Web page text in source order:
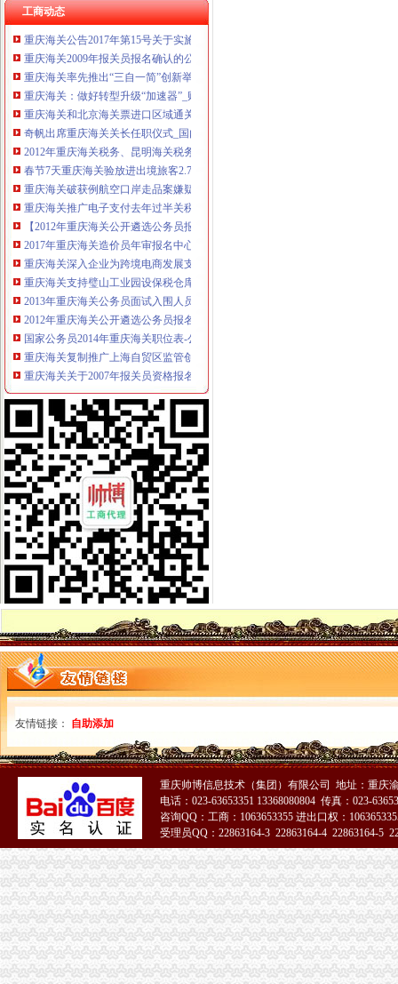
工商动态
重庆海关切换通关一体化模式渝企可在全国任一海关办手续|海关|重庆|
重庆海关公告2017年第15号关于实施优惠原产地无纸申报有关事宜的
重庆海关2009年报关员报名确认的公告-报关员-环球网校
重庆海关率先推出“三自一简”创新举措助力殊监管区域科学发展_
重庆海关：做好转型升级“加速器”_财经_腾讯网
重庆海关和北京海关票进口区域通关货物运行成功-银行频道-和讯网
奇帆出席重庆海关关长任职仪式_国内_新民网
2012年重庆海关税务、昆明海关税务报考条件？？-重庆公务员-
春节7天重庆海关验放进出境旅客2.78万人次-今日重庆-华龙网
重庆海关破获例航空口岸走品案嫌疑内1503克-今日重
重庆海关推广电子支付去年过半关税网上收取-搜狐财经
【2012年重庆海关公开遴选公务员报名况公示】-环球网校
2017年重庆海关造价员年审报名中心_志趣网
重庆海关深入企业为跨境电商发展支招_新浪新闻
重庆海关支持璧山工业园设保税仓库助推经济发展——网·重庆视
2013年重庆海关公务员面试入围人员寄送材料通知_中公教育网
2012年重庆海关公开遴选公务员报名况公示_中大网校
国家公务员2014年重庆海关职位表-公务员-报名网
重庆海关复制推广上海自贸区监管创新_中国行业研究网
重庆海关关于2007年报关员资格报名确认有关问题的通知-报关员
重庆海关关于2008年报关员资格报名现场确认有关问题的通知
重庆海关关于2008年报关员资格报名现场确认有关问题的通知
重庆海关关于2008年报关员资格报名有关事项的通知-报关员考
2017年重庆海关造价员年审报名中心_志趣网
国家公务员重庆海关2013年有多少人报考_百度知道
2016年国家公务员重庆海关面试公告-国家公务员网
2012年重庆海关公务员面试工作安排通知_湖南中公教育
重庆海关2012年国家公务员面试时间：2月22日至24日[1]-国家公务员
渝企可享“全国海关如同一关”的通关便利|海关|通关|重庆_新浪新闻
重庆海关2012年报关员资格全国统一现场确认报名通告—重庆报关
重庆海关关于2008年报关员资格报名有关事项的通知-报关员
2016国考重庆海关面试公告_国家公务员网_中公教育网
重庆海关或监管岗位（一）_国家公务员监管岗位（一）报名条件_
历年重庆海关监管岗位（二）竞争比_报录比_报名人数统计_中公国考
重庆海关2012年报关员报名上须知_重庆报关员报名公
[交通]重庆江北机场海关挂牌国际航线年内覆盖全球的相关推荐-证券之
重庆海关2012年报关员报名缴费事项_重庆报关员报名公告-
重庆6家企业获海关总署“AA”认证-中新网
重庆海关关于2008年报关员报名现场确认有关问题的通知-报关员
2015年国家公务员【重庆海关】录用报到通知_中公网校
重庆海关2012年公开遴选公务员报名况公示-中华网
重庆海关优化监管服务助力跨境电商快速发展-评论频道-华龙网
重庆保税区-搜百科
2015年国家公务员重庆海关寄送资格复审材料通知-国家公务员考
重庆海关年报
2012年重庆海关税务、昆明海关税务报考条件？？-重庆公务员-
重庆海关顺利切换全国通关一体化模式渝企可享“全国海关如同一关”
全国通关一体化启动重庆海关办理张报关单_新闻_大众网
重庆海关顺利切换全国通关一体化模式渝企可享“全国海关如同一关”
重庆海关关于2012年度录用公务员面试工作有关安排的通知—
2013年重庆海关公告第1号-报关员-报名网
友情链接： 自助添加
重庆帅博信息技术（集团）有限公司 地址：重庆
电话：023-63653351 13368080804 传真：023-
咨询QQ：工商：1063653355 进出口权：
受理员QQ：22863164-3 22863164-4 22863164-5